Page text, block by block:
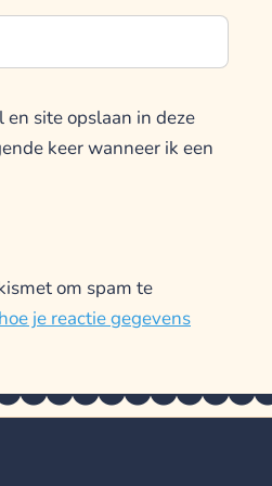
site opslaan in deze
keer wanneer ik een
om spam te
je reactie gegevens